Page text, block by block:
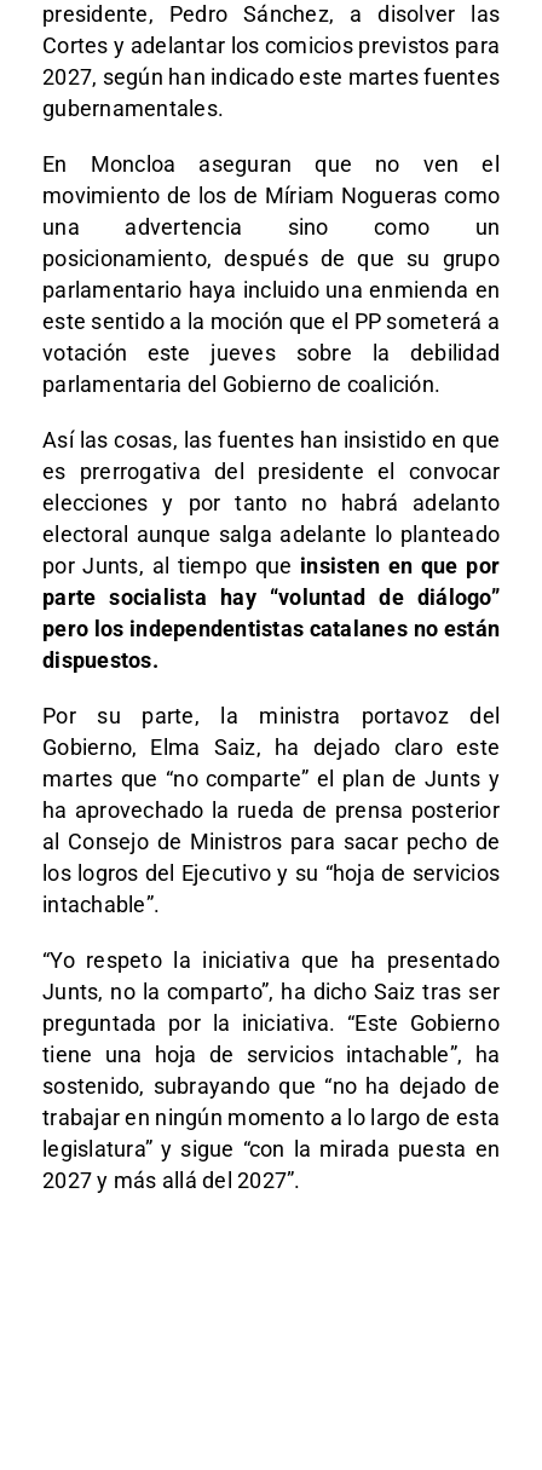
presidente, Pedro Sánchez, a disolver las
Cortes y adelantar los comicios previstos para
2027, según han indicado este martes fuentes
gubernamentales.
En Moncloa aseguran que no ven el
movimiento de los de Míriam Nogueras como
una advertencia sino como un
posicionamiento, después de que su grupo
parlamentario haya incluido una enmienda en
este sentido a la moción que el PP someterá a
votación este jueves sobre la debilidad
parlamentaria del Gobierno de coalición.
Así las cosas, las fuentes han insistido en que
es prerrogativa del presidente el convocar
elecciones y por tanto no habrá adelanto
electoral aunque salga adelante lo planteado
por Junts, al tiempo que insisten en que por
parte socialista hay “voluntad de diálogo”
pero los independentistas catalanes no están
dispuestos.
Por su parte, la ministra portavoz del
Gobierno, Elma Saiz, ha dejado claro este
martes que “no comparte” el plan de Junts y
ha aprovechado la rueda de prensa posterior
al Consejo de Ministros para sacar pecho de
los logros del Ejecutivo y su “hoja de servicios
intachable”.
“Yo respeto la iniciativa que ha presentado
Junts, no la comparto”, ha dicho Saiz tras ser
preguntada por la iniciativa. “Este Gobierno
tiene una hoja de servicios intachable”, ha
sostenido, subrayando que “no ha dejado de
trabajar en ningún momento a lo largo de esta
legislatura” y sigue “con la mirada puesta en
2027 y más allá del 2027”.